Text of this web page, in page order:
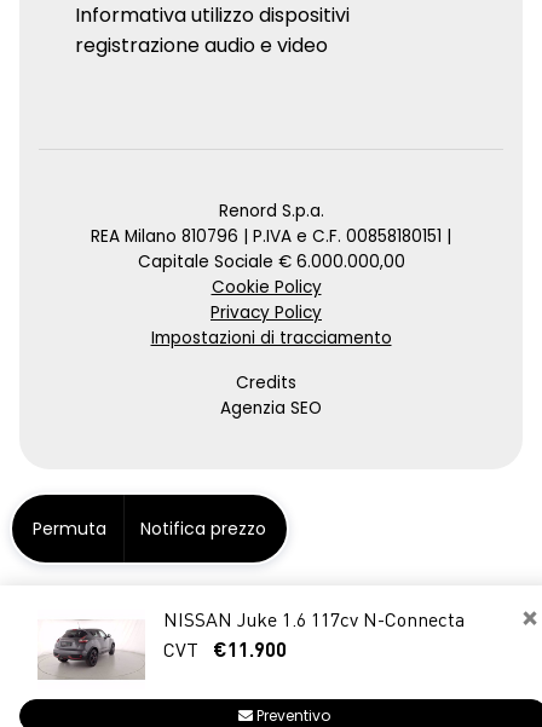
×
NISSAN Juke 1.6 117cv N-Connecta
CVT
€11.900
Preventivo
Informativa utilizzo dispositivi
registrazione audio e video
Renord S.p.a.
REA Milano 810796 | P.IVA e C.F. 00858180151 |
Capitale Sociale € 6.000.000,00
Cookie Policy
Privacy Policy
Impostazioni di tracciamento
Credits
Agenzia SEO
Permuta Notifica prezzo